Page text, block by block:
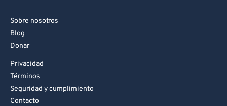
Sobre nosotros
Blog
Donar
Privacidad
Términos
Seguridad y cumplimiento
Contacto